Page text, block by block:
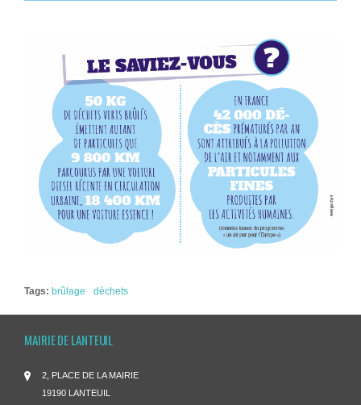
Tags: brûlage déchets
MAIRIE DE LANTEUIL
2, PLACE DE LA MAIRIE
19190 LANTEUIL